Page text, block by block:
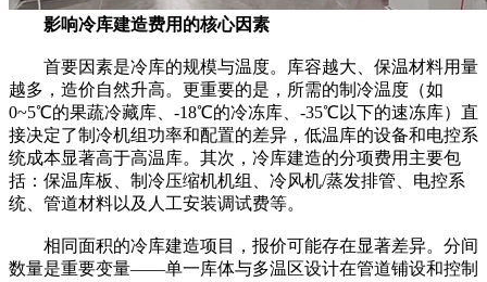
影响冷库建造费用的核心因素
首要因素是冷库的规模与温度。库容越大、保温材料用量
越多，造价自然升高。更重要的是，所需的制冷温度（如
0~5℃的果蔬冷藏库、-18℃的冷冻库、-35℃以下的速冻库）直
接决定了制冷机组功率和配置的差异，低温库的设备和电控系
统成本显著高于高温库。其次，冷库建造的分项费用主要包
括：保温库板、制冷压缩机机组、冷风机/蒸发排管、电控系
统、管道材料以及人工安装调试费等。
相同面积的冷库建造项目，报价可能存在显著差异。分间
数量是重要变量——单一库体与多温区设计在管道铺设和控制